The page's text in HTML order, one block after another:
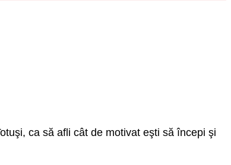
ca să afli cât de motivat eşti să începi şi